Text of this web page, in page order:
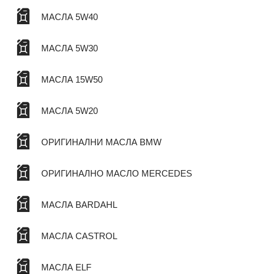
МАСЛА 5W40
МАСЛА 5W30
МАСЛА 15W50
МАСЛА 5W20
ОРИГИНАЛНИ МАСЛА BMW
ОРИГИНАЛНО МАСЛО MERCEDES
МАСЛА BARDAHL
МАСЛА CASTROL
МАСЛА ELF